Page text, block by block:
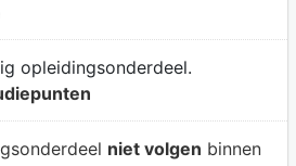
opleidingsonderdeel.
niet volgen binnen